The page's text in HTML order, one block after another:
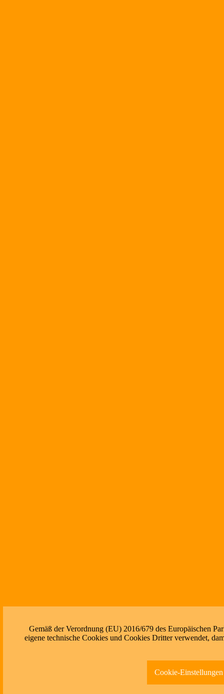
Gemäß der Verordnung (EU) 2016/679 des Europäischen
eigene technische Cookies und Cookies Dritter verwendet,
Cookie-Einstellungen